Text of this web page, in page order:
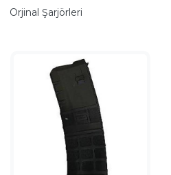
Orjinal Şarjörleri